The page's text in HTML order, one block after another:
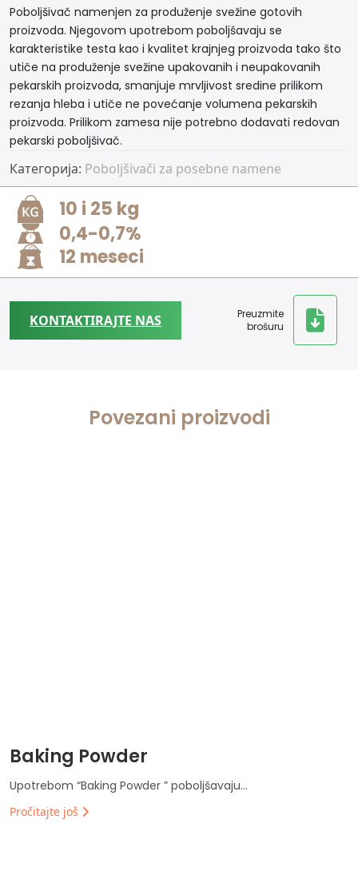
Poboljšivač namenjen za produženje svežine gotovih
proizvoda. Njegovom upotrebom poboljšavaju se
karakteristike testa kao i kvalitet krajnjeg proizvoda tako što
utiče na produženje svežine upakovanih i neupakovanih
pekarskih proizvoda, smanjuje mrvljivost sredine prilikom
rezanja hleba i utiče ne povećanje volumena pekarskih
proizvoda. Prilikom zamesa nije potrebno dodavati redovan
pekarski poboljšivač.
Категорија: Poboljšivači za posebne namene
10 i 25 kg
0,4-0,7%
12 meseci
KONTAKTIRAJTE NAS
Preuzmite
brošuru
Povezani proizvodi
Baking Powder
Upotrebom “Baking Powder ” poboljšavaju...
Pročitajte još